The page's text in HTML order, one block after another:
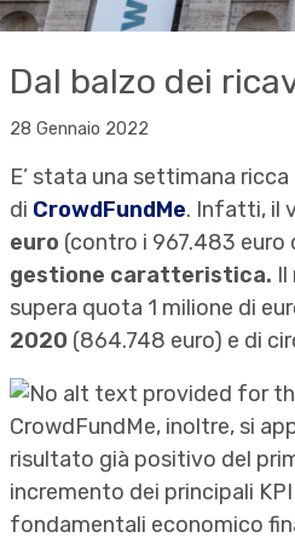
Dal balzo dei
28 Gennaio 2022
E’ stata una settimana
di CrowdFundMe. Infatti, il
euro (contro i 967.483 euro
gestione caratteristica.
supera quota 1 milione di
2020 (864.748 euro) e di
CrowdFundMe, inoltre, si
risultato già positivo del
incremento dei principali
fondamentali economico